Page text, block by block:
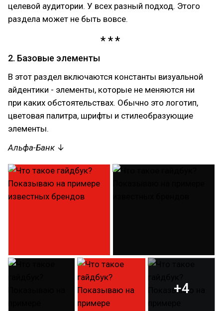
целевой аудитории. У всех разный подход. Этого
раздела может не быть вовсе.
2. Базовые элементы
В этот раздел включаются константы визуальной
айдентики - элементы, которые не меняются ни
при каких обстоятельствах. Обычно это логотип,
цветовая палитра, шрифты и стилеобразующие
элементы.
Альфа-Банк ↓
+4